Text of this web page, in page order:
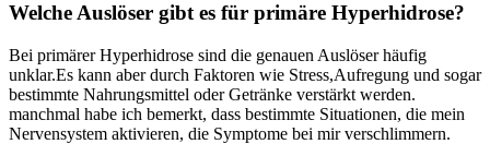
Welche Auslöser gibt es für primäre Hyperhidrose?
Bei primärer Hyperhidrose sind die genauen Auslöser häufig
unklar.Es kann​ aber durch Faktoren wie Stress,Aufregung und sogar
bestimmte Nahrungsmittel oder Getränke verstärkt‌ werden.
manchmal habe⁣ ich bemerkt, dass bestimmte Situationen, die mein
Nervensystem aktivieren, die Symptome bei⁢ mir verschlimmern.